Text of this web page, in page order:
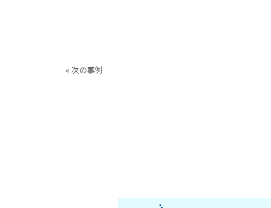
« 次の事例